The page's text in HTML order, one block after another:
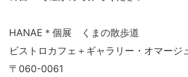
HANAE＊個展 くまの散歩道
ビストロカフェ＋ギャラリー・オマージ
〒060-0061